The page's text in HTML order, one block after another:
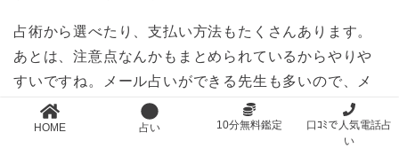
占術から選べたり、支払い方法もたくさんあります。
あとは、注意点なんかもまとめられているからやりや
すいですね。メール占いができる先生も多いので、メ
ールで鑑定してもらいたい人にもおすすめです。
HOME 占い 10分無料鑑定
口ｺﾐで人気電話占
い